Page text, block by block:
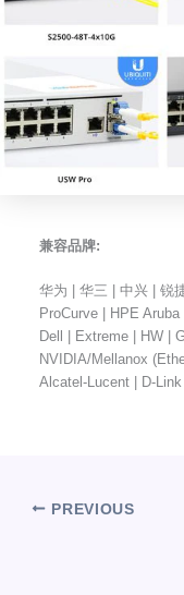
兼容品牌:
华为 | 华三 | 中兴 | 锐
ProCurve | HPE
Dell | Extreme | HW |
NVIDIA/Mellanox
Alcatel-Lucent | D-
PREVIOUS